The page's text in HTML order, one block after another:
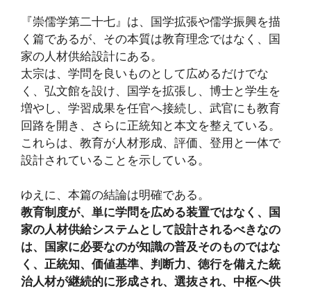
『崇儒学第二十七』は、国学拡張や儒学振興を描
く篇であるが、その本質は教育理念ではなく、国
家の人材供給設計にある。
太宗は、学問を良いものとして広めるだけでな
く、弘文館を設け、国学を拡張し、博士と学生を
増やし、学習成果を任官へ接続し、武官にも教育
回路を開き、さらに正統知と本文を整えている。
これらは、教育が人材形成、評価、登用と一体で
設計されていることを示している。
ゆえに、本篇の結論は明確である。
教育制度が、単に学問を広める装置ではなく、国
家の人材供給システムとして設計されるべきなの
は、国家に必要なのが知識の普及そのものではな
く、正統知、価値基準、判断力、徳行を備えた統
治人材が継続的に形成され、選抜され、中枢へ供